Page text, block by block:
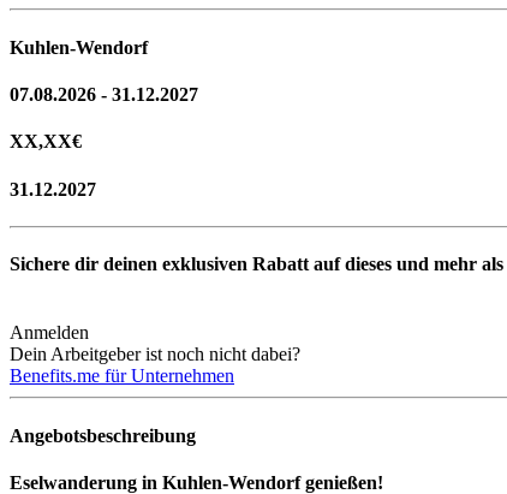
Kuhlen-Wendorf
07.08.2026 - 31.12.2027
XX,XX€
31.12.2027
Sichere dir deinen exklusiven Rabatt auf dieses und mehr als
Anmelden
Dein Arbeitgeber ist noch nicht dabei?
Benefits.me für Unternehmen
Angebotsbeschreibung
Eselwanderung in Kuhlen-Wendorf genießen!